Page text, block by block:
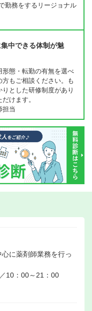
勤務をするリージョナル
中できる体制が魅
態・転勤の有無を選べ
もご相談ください。も
とした研修制度があり
けます。
当
に薬剤師業務を行っ
10：00～21：00